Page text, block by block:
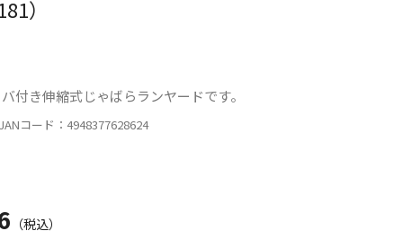
）
付き伸縮式じゃばらランヤードです。
コード：4948377628624
（税込）